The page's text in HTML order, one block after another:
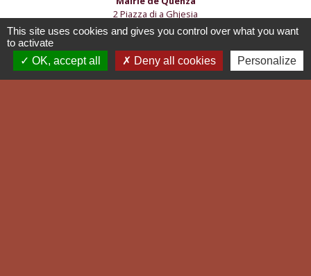
2 Piazza di a Ghjesia
20122 Quenza - FRANCE
+33 4 95 78 62 11
accueil@cumunaquenza.corsica
This site uses cookies and gives you control over what you want
to activate
OK, accept all
Deny all cookies Personalize